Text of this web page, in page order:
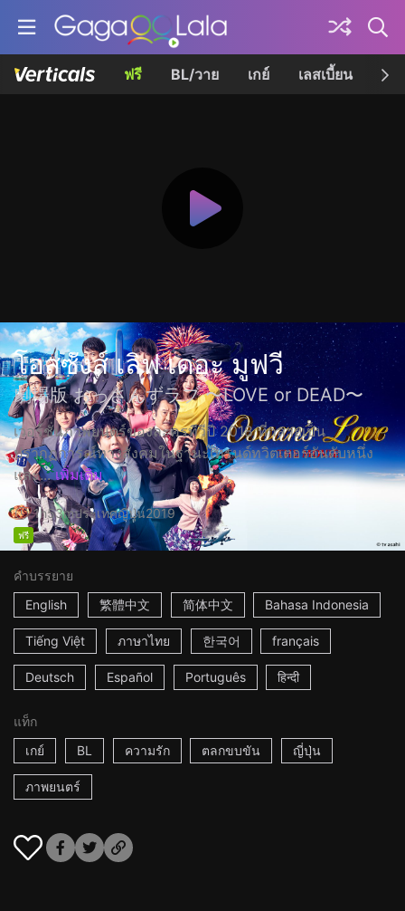
ฟรี BL/วาย เกย์ เลสเบี้ยน เค
โอสซังส์ เลิฟ เดอะ มูฟวี
劇場版 おっさんずラブ 〜LOVE or DEAD〜
เวอร์ชั่นภาพยนตร์ของละครทีวีปี 2018 ที่กลายเป็น
ปรากฏการณ์ทางสังคมในฐานะเทรนด์ทวิตเตอร์อันดับหนึ่ง
และ... เพิ่มเติม
1h53mประเทศญี่ปุ่น2019
ฟรี
คำบรรยาย
English
繁體中文 简体中文 Bahasa Indonesia
Tiếng Việt ภาษาไทย 한국어 français
Deutsch Español Português हिन्दी
แท็ก
เกย์
BL ความรัก ตลกขบขัน ญี่ปุ่น
ภาพยนตร์